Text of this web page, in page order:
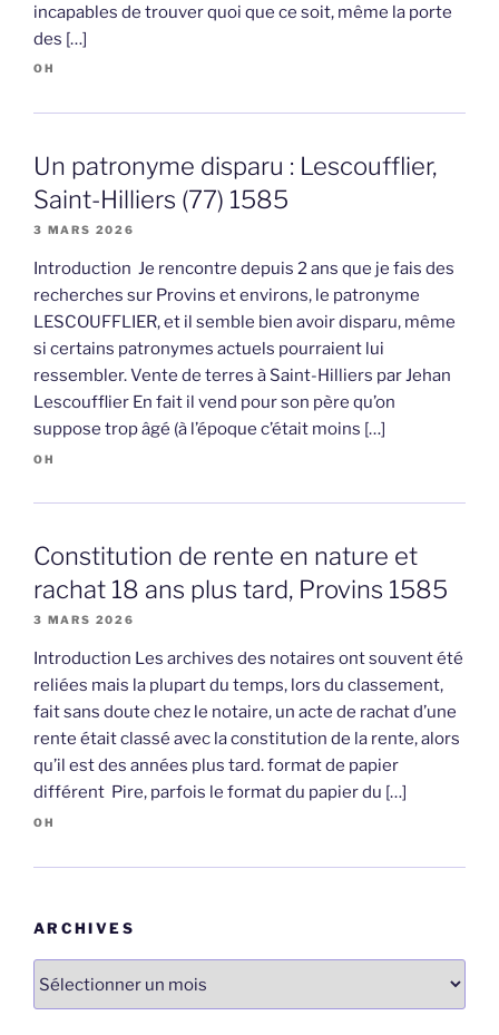
incapables de trouver quoi que ce soit, même la porte
des […]
OH
Un patronyme disparu : Lescoufflier,
Saint-Hilliers (77) 1585
3 MARS 2026
Introduction Je rencontre depuis 2 ans que je fais des
recherches sur Provins et environs, le patronyme
LESCOUFFLIER, et il semble bien avoir disparu, même
si certains patronymes actuels pourraient lui
ressembler. Vente de terres à Saint-Hilliers par Jehan
Lescoufflier En fait il vend pour son père qu’on
suppose trop âgé (à l’époque c’était moins […]
OH
Constitution de rente en nature et
rachat 18 ans plus tard, Provins 1585
3 MARS 2026
Introduction Les archives des notaires ont souvent été
reliées mais la plupart du temps, lors du classement,
fait sans doute chez le notaire, un acte de rachat d’une
rente était classé avec la constitution de la rente, alors
qu’il est des années plus tard. format de papier
différent Pire, parfois le format du papier du […]
OH
ARCHIVES